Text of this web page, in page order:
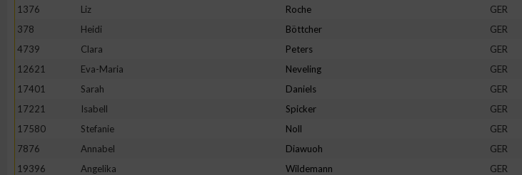
1376
Liz Roche GER
378
Heidi Böttcher GER
4739
Clara Peters GER
12621
Eva-Maria Neveling GER
17401
Sarah Daniels GER
17221
Isabell Spicker GER
17580
Stefanie Noll GER
7876
Annabel Diawuoh GER
19396
Angelika Wildemann GER